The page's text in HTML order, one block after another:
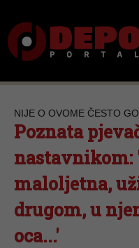
NIJE O OVOME ČESTO
Poznata
nastavnikom:
maloljetna,
drugom, u
oca...'